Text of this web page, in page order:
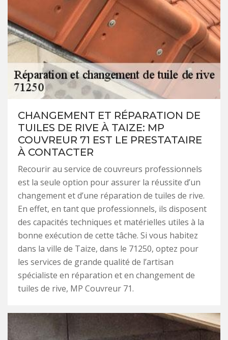
CHANGEMENT ET RÉPARATION DE
TUILES DE RIVE À TAIZE: MP
COUVREUR 71 EST LE PRESTATAIRE
À CONTACTER
Recourir au service de couvreurs professionnels
est la seule option pour assurer la réussite d’un
changement et d’une réparation de tuiles de rive.
En effet, en tant que professionnels, ils disposent
des capacités techniques et matérielles utiles à la
bonne exécution de cette tâche. Si vous habitez
dans la ville de Taize, dans le 71250, optez pour
les services de grande qualité de l’artisan
spécialiste en réparation et en changement de
tuiles de rive, MP Couvreur 71.